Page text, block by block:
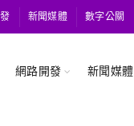
新聞媒體 數字公關
網路開發 新聞媒體